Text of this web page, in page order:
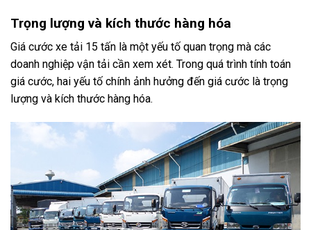
Trọng lượng và kích thước hàng hóa
Giá cước xe tải 15 tấn là một yếu tố quan trọng mà các
doanh nghiệp vận tải cần xem xét. Trong quá trình tính toán
giá cước, hai yếu tố chính ảnh hưởng đến giá cước là trọng
lượng và kích thước hàng hóa.